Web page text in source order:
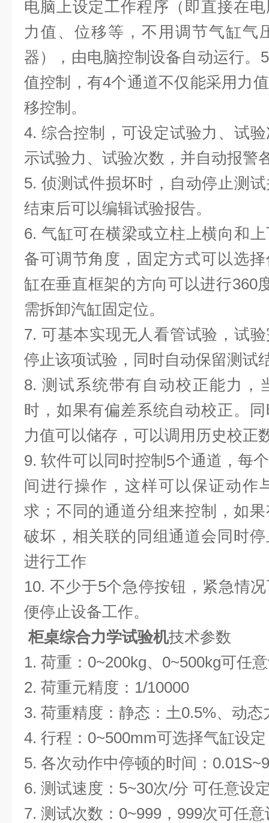
电脑上设定工作程序（即直接在
力值、位移等，不用调节气缸气
器），由电脑控制设备自动运行。 5
值控制，有4个通道不仅能采用力
移控制。
4. 综合控制，可设定试验力、试
示试验力、试验次数，并自动报警
5. 侦测试件损坏时，自动停止测
结束后可以编辑试验报告。
6. 气缸可在横梁或立柱上横向和
备可调节角度，固定方式可以选
缸在垂直框架的方向可以进行360
需拆卸汽缸固定位。
7. 可基本实现无人看管试验，试
停止该项试验，同时自动保留测试
8. 测试系统带有自动校正能力，
时，如果有偏差系统自动校正。
力值可以储存，可以调用历史校正
9.软件可以同时控制 5个通道，每
间进行操作，这样可以保证动作
求；不同的通道分组来控制，如
破坏，相关联的同组通道会同时
进行工作
10. 不少于5个急停按钮，紧急情
便停止设备工作。
柜桌综合力学试验机技术参数
1. 荷重： 0~200kg、 0~500kg可任
2. 荷重元精度： 1/10000
3. 荷重精度：静态：土0.5%、动态
4. 行程： 0~500mm可选择气缸设定
5. 各次动作中停顿的时间：
6. 测试速度： 5~30次/分 可任意设
7. 测试次数： 0~999 ， 999次可任意